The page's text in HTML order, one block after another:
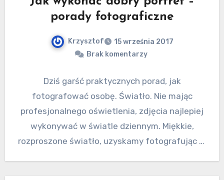
porady fotograficzne
Krzysztof
15 września 2017
Brak komentarzy
Dziś garść praktycznych porad, jak
fotografować osobę. Światło. Nie mając
profesjonalnego oświetlenia, zdjęcia najlepiej
wykonywać w światle dziennym. Miękkie,
rozproszone światło, uzyskamy fotografując w